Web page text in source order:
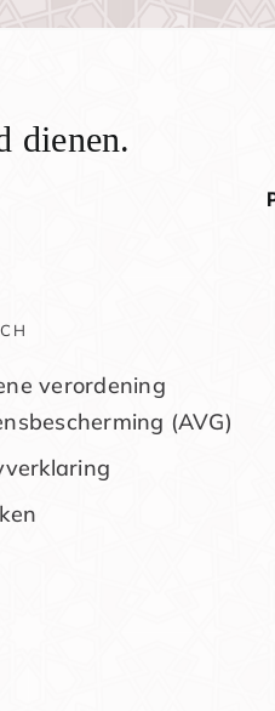
dienen.
verordening
(AVG)